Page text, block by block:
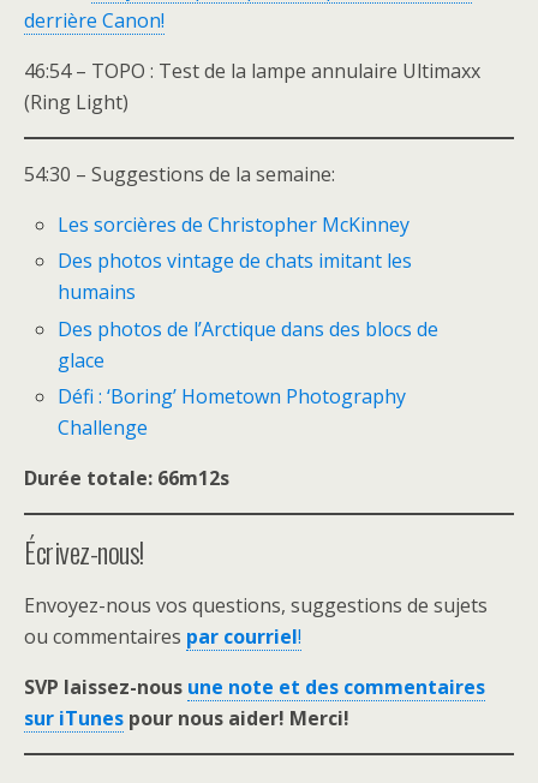
derrière Canon!
46:54 – TOPO : Test de la lampe annulaire Ultimaxx
(Ring Light)
54:30 – Suggestions de la semaine:
Les sorcières de Christopher McKinney
Des photos vintage de chats imitant les
humains
Des photos de l’Arctique dans des blocs de
glace
Défi : ‘Boring’ Hometown Photography
Challenge
Durée totale: 66m12s
Écrivez-nous!
Envoyez-nous vos questions, suggestions de sujets
ou commentaires par courriel!
SVP laissez-nous une note et des commentaires
sur iTunes pour nous aider! Merci!